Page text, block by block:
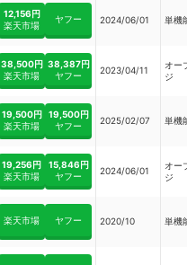
12,156円
楽天市場
ヤフー 2024/06/01 単機
38,500円
楽天市場
38,387円
ヤフー
2023/04/11
オー
ジ
19,500円
楽天市場
19,500円
ヤフー
2025/02/07 単機
19,256円
楽天市場
15,846円
ヤフー
2024/06/01
オー
ジ
楽天市場 ヤフー 2020/10 単機